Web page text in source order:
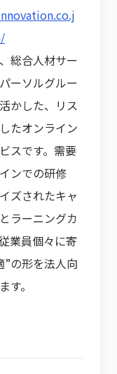
総合人材サー
ーソルグルー
かした、リス
たオンライン
スです。需要
ンでの研修
ズされたキャ
ラーニングカ
業員個々に寄
”の形を法人向
す。